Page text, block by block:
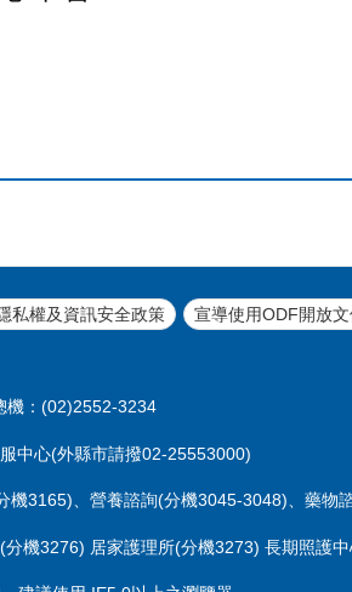
私權及資訊安全政策 宣導使用ODF開放
機：(02)2552-3234
中心(外縣市請撥02-25553000)
機3165)、營養諮詢(分機3045-3048)、藥物
機3276) 居家護理所(分機3273) 長期照護